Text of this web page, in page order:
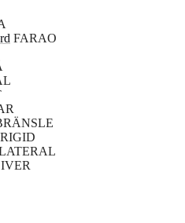
FARAO
RIGID
IVER